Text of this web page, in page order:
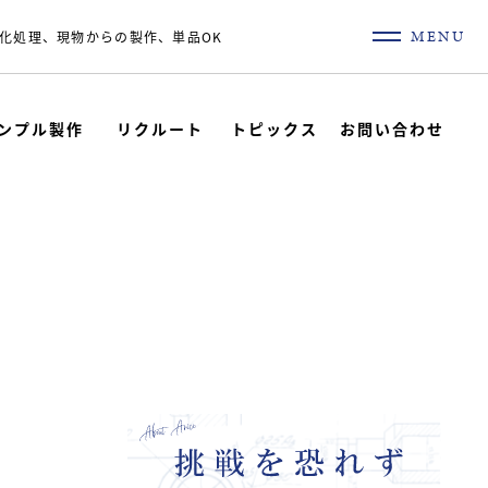
処理、現物からの製作、単品OK MENU
プル製作 リクルート トピックス お問い合わせ